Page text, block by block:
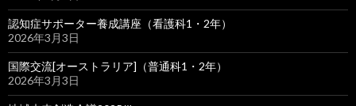
認知症サポーター養成講座（看護科1・2年）
2026年3月3日
国際交流[オーストラリア]（普通科1・2年）
2026年3月3日